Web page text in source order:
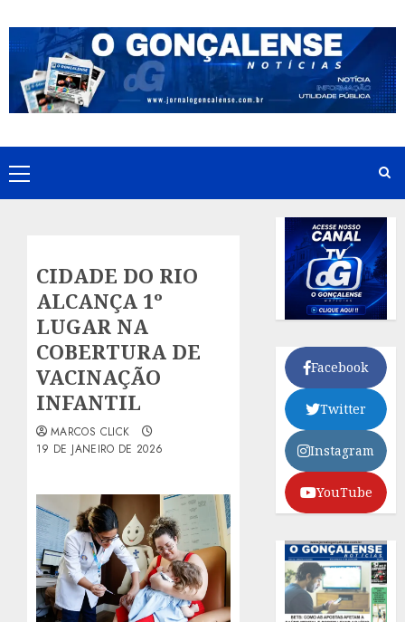
to
content
Primary
Menu
CIDADE DO RIO
ALCANÇA 1º
LUGAR NA
COBERTURA DE
VACINAÇÃO
INFANTIL
MARCOS CLICK
19 DE JANEIRO DE 2026
Facebook
Twitter
Instagram
YouTube